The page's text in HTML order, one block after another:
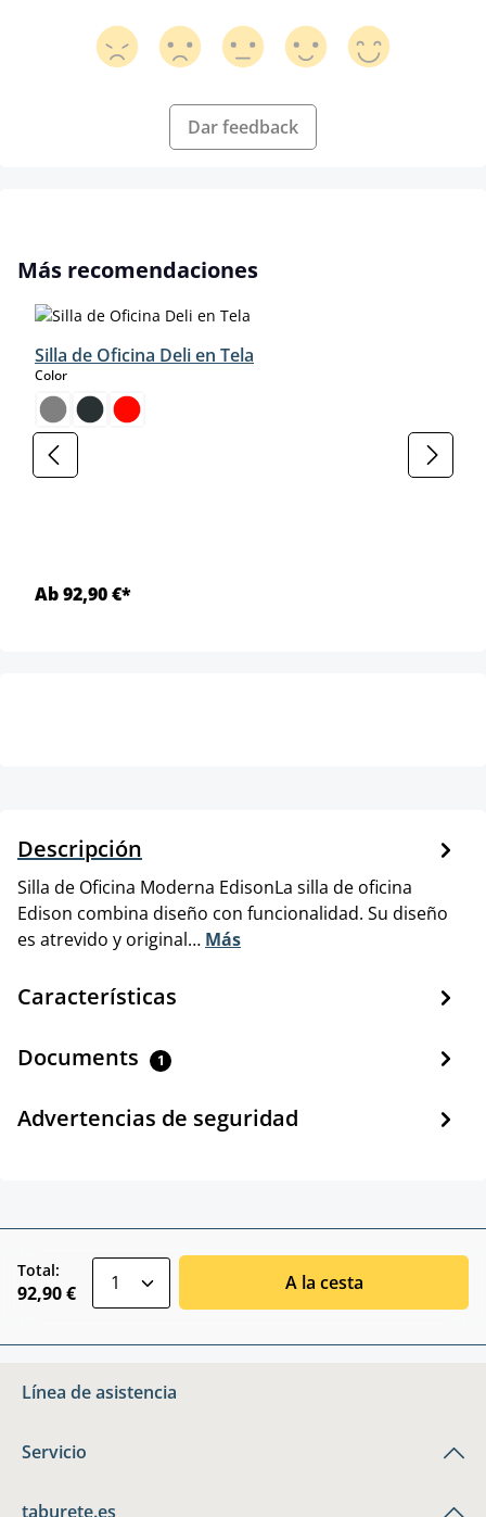
Dar feedback
Omitir la galería de productos
Más recomendaciones
Silla de Oficina Deli en Tela
Colorselect
Ab 92,90 €*
Descripción
Silla de Oficina Moderna EdisonLa silla de oficina
Edison combina diseño con funcionalidad. Su diseño
es atrevido y original… Más
Características
Documents 1
Advertencias de seguridad
Total:
92,90 € A la cesta
Línea de asistencia
Servicio
taburete.es